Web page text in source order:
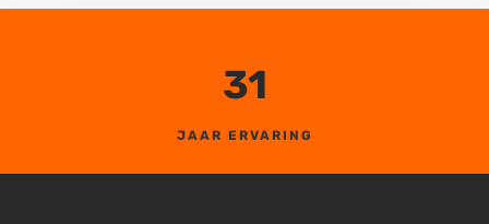
31
JAAR ERVARING